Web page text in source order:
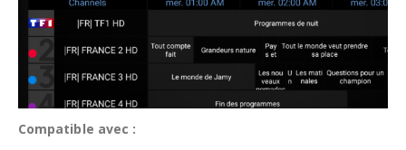
Compatible avec :